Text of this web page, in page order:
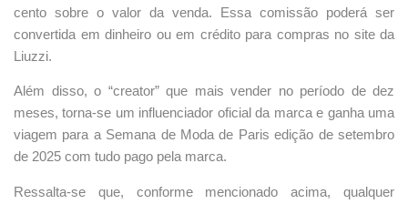
cento sobre o valor da venda. Essa comissão poderá ser
convertida em dinheiro ou em crédito para compras no site da
Liuzzi.
Além disso, o “creator” que mais vender no período de dez
meses, torna-se um influenciador oficial da marca e ganha uma
viagem para a Semana de Moda de Paris edição de setembro
de 2025 com tudo pago pela marca.
Ressalta-se que, conforme mencionado acima, qualquer